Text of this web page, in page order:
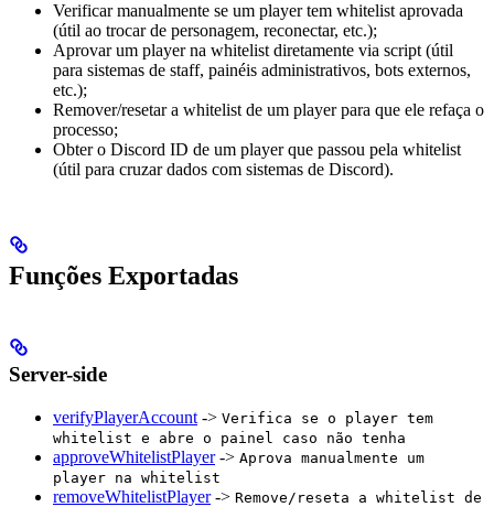
Verificar manualmente se um player tem whitelist aprovada
(útil ao trocar de personagem, reconectar, etc.);
Aprovar um player na whitelist diretamente via script (útil
para sistemas de staff, painéis administrativos, bots externos,
etc.);
Remover/resetar a whitelist de um player para que ele refaça o
processo;
Obter o Discord ID de um player que passou pela whitelist
(útil para cruzar dados com sistemas de Discord).
Funções Exportadas
Server-side
verifyPlayerAccount -> Verifica se o player tem
whitelist e abre o painel caso não tenha
approveWhitelistPlayer-> Aprova manualmente um
player na whitelist
removeWhitelistPlayer-> Remove/reseta a whitelist de